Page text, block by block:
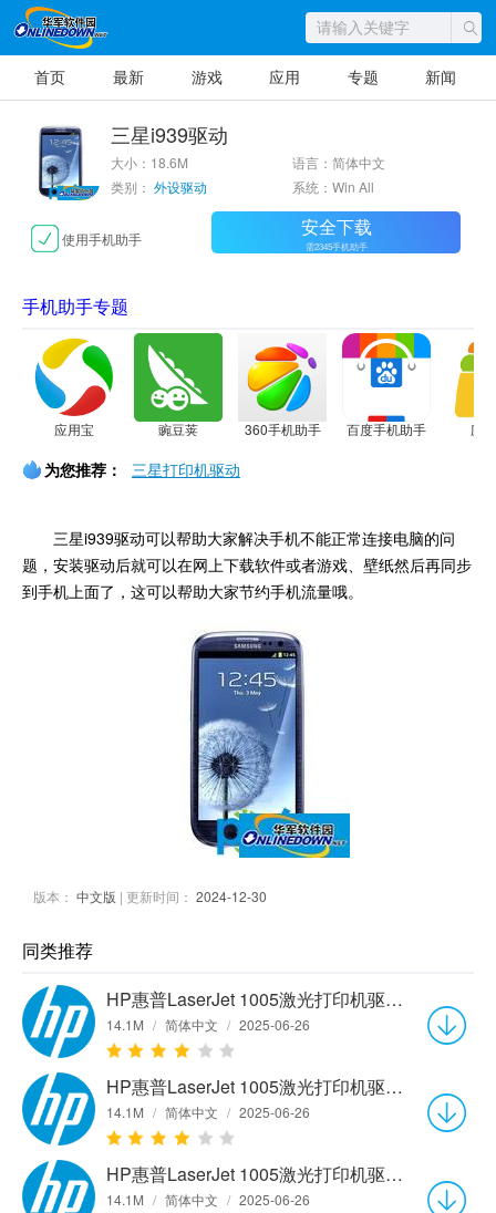
首页 最新 游戏 应用 专题 新闻
三星i939驱动
大小：18.6M
语言：简体中文
类别： 外设驱动 系统：Win All
使用手机助手 安全下载
需2345手机助手
手机助手专题
应用宝 豌豆荚 360手机助手 百度手机助手 应
为您推荐： 三星打印机驱动
三星i939驱动可以帮助大家解决手机不能正常连接电脑的问
题，安装驱动后就可以在网上下载软件或者游戏、壁纸然后再同步
到手机上面了，这可以帮助大家节约手机流量哦。
版本： 中文版 | 更新时间： 2024-12-30
同类推荐
HP惠普LaserJet 1005激光打印机驱动v5.51.2103.0 官方版
14.1M / 简体中文 / 2025-06-26
HP惠普LaserJet 1005激光打印机驱动v5.51.2103.0 官方版
14.1M / 简体中文 / 2025-06-26
HP惠普LaserJet 1005激光打印机驱动v5.51.2103.0 官方版
14.1M / 简体中文 / 2025-06-26